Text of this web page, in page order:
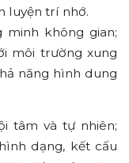
luyện trí nhớ.
không gian;
môi trường xung
năng hình dung
tâm và tự nhiên;
dạng, kết cấu